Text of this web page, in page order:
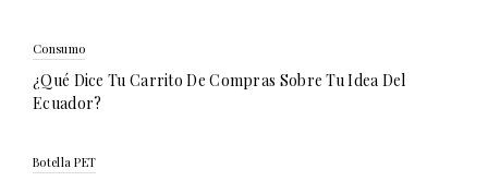
Consumo
¿Qué Dice Tu Carrito De Compras Sobre Tu Idea Del
Ecuador?
Botella PET